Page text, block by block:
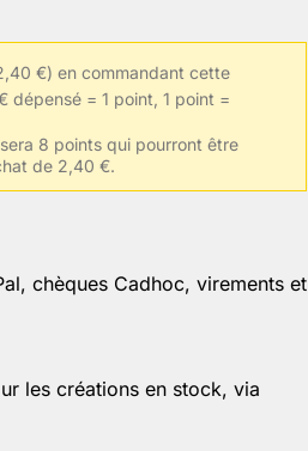
habituelle
€) en commandant cette
dépensé = 1 point, 1 point =
8 points qui pourront être
de 2,40 €.
chèques Cadhoc, virements et
les créations en stock, via